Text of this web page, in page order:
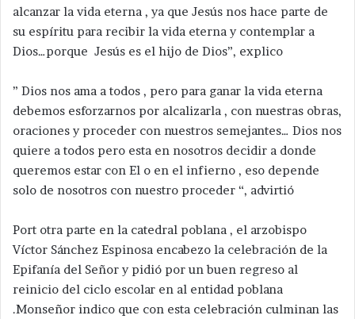
alcanzar la vida eterna , ya que Jesús nos hace parte de
su espíritu para recibir la vida eterna y contemplar a
Dios…porque Jesús es el hijo de Dios”, explico
” Dios nos ama a todos , pero para ganar la vida eterna
debemos esforzarnos por alcalizarla , con nuestras obras,
oraciones y proceder con nuestros semejantes… Dios nos
quiere a todos pero esta en nosotros decidir a donde
queremos estar con El o en el infierno , eso depende
solo de nosotros con nuestro proceder “, advirtió
Port otra parte en la catedral poblana , el arzobispo
Víctor Sánchez Espinosa encabezo la celebración de la
Epifanía del Señor y pidió por un buen regreso al
reinicio del ciclo escolar en al entidad poblana
.Monseñor indico que con esta celebración culminan las